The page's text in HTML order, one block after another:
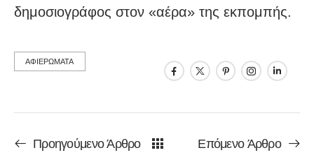
δημοσιογράφος στον «αέρα» της εκπομπής.
ΑΦΙΕΡΩΜΑΤΑ
Προηγούμενο Άρθρο Επόμενο Άρθρο